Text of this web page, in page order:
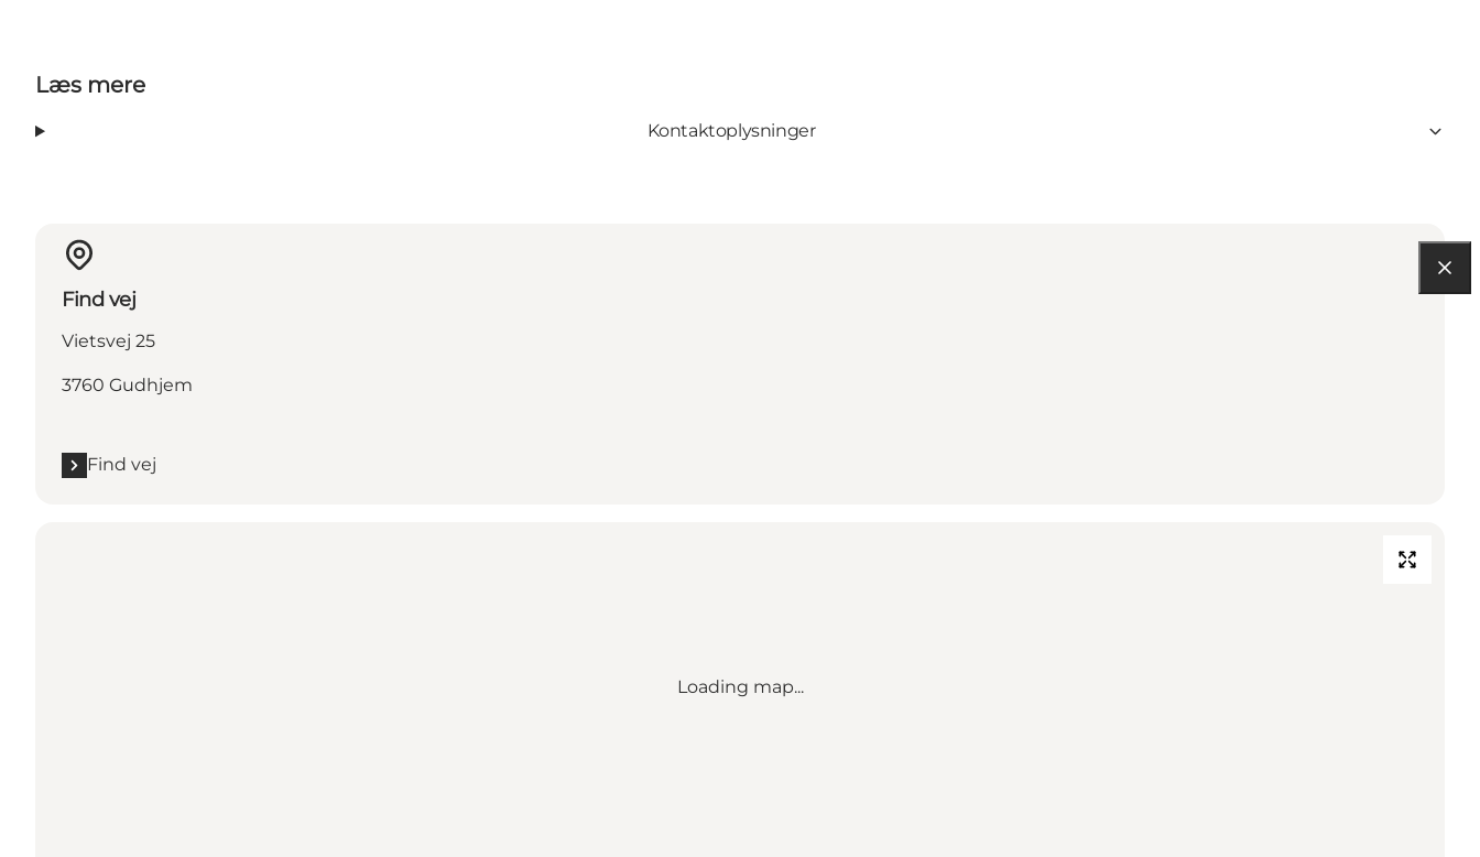
Læs mere
Kontaktoplysninger
Find vej
Vietsvej 25
3760 Gudhjem
Find vej
Loading map...